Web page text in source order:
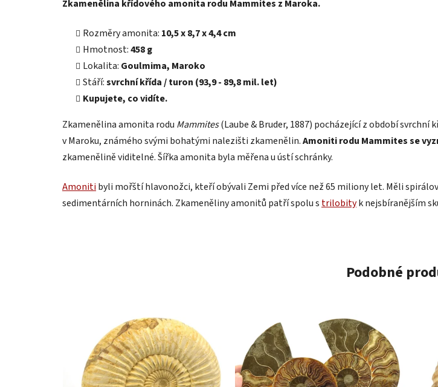
Zkamenělina křídového amonita rodu Mammites z Maroka.
Rozměry amonita: 10,5 x 8,7 x 4,4 cm
Hmotnost:458g
Lokalita: Goulmima, Maroko
Stáří:svrchní křída / turon (93,9 - 89,8 mil. let)
Kupujete, co vidíte.
Zkamenělina amonita rodu Mammites(Laube & Bruder, 1887) pocházející z období
v Maroku, známého svými bohatými nalezišti zkamenělin.Amoniti rodu Mammites se
zkamenělině viditelné. Šířka amonita byla měřena u ústí schránky.
Amonitibyli mořští hlavonožci, kteří obývali Zemi před více než 65 miliony let. Měli
sedimentárních horninách. Zkameněliny amonitů patří spolu s trilobityk nejsbíranějším
Podobné